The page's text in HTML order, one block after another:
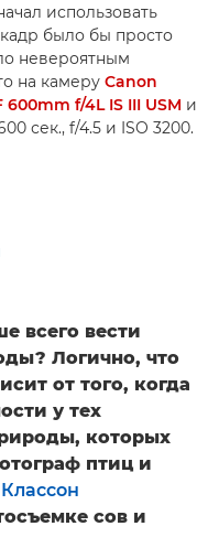
использовать
было бы просто
невероятным
на камеру Canon
600mm f/4L IS III USM и
сек., f/4.5 и ISO 3200.
всего вести
Логично, что
от того, когда
у тех
которых
птиц и
сов и